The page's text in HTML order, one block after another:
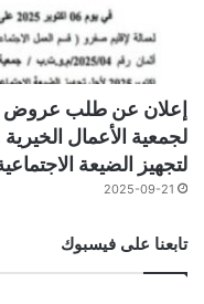
لجمعية الأعمال
لتجهيز الضيعة
2025-09-21
تابعنا على فيسبوك